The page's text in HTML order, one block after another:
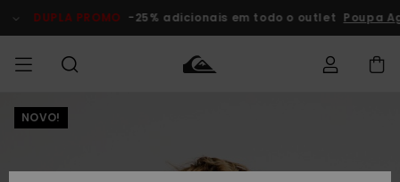
do
DUPLA PROMO -25% adicionais em todo o outlet Poupa
HOMEM
MENINO
Homem
NOVO!